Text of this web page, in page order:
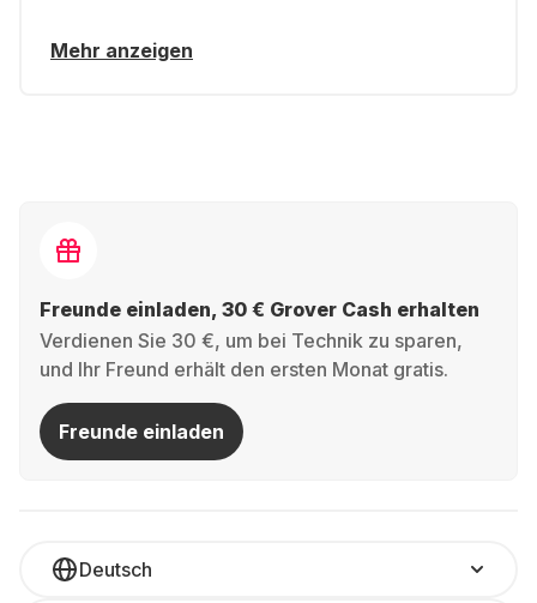
Mehr anzeigen
Freunde einladen, 30 € Grover Cash erhalten
Verdienen Sie 30 €, um bei Technik zu sparen,
und Ihr Freund erhält den ersten Monat gratis.
Freunde einladen
Deutsch